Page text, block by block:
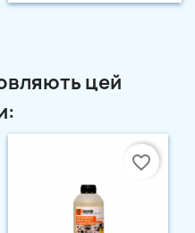
цей
favorite_border